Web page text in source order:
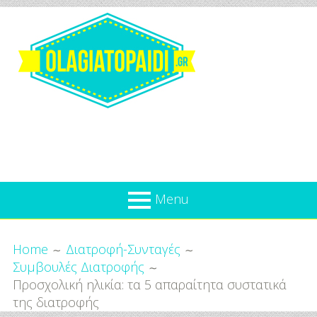
content
Menu
Για
το
Παιδί
Επικαιρότητα
Προσφορές
Home
Διατροφή-Συνταγές
Συμβουλές Διατροφής
Προσχολική ηλικία: τα 5 απαραίτητα συστατικά
της διατροφής